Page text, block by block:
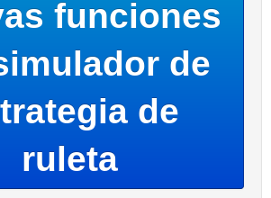
funciones
de
de
ruleta